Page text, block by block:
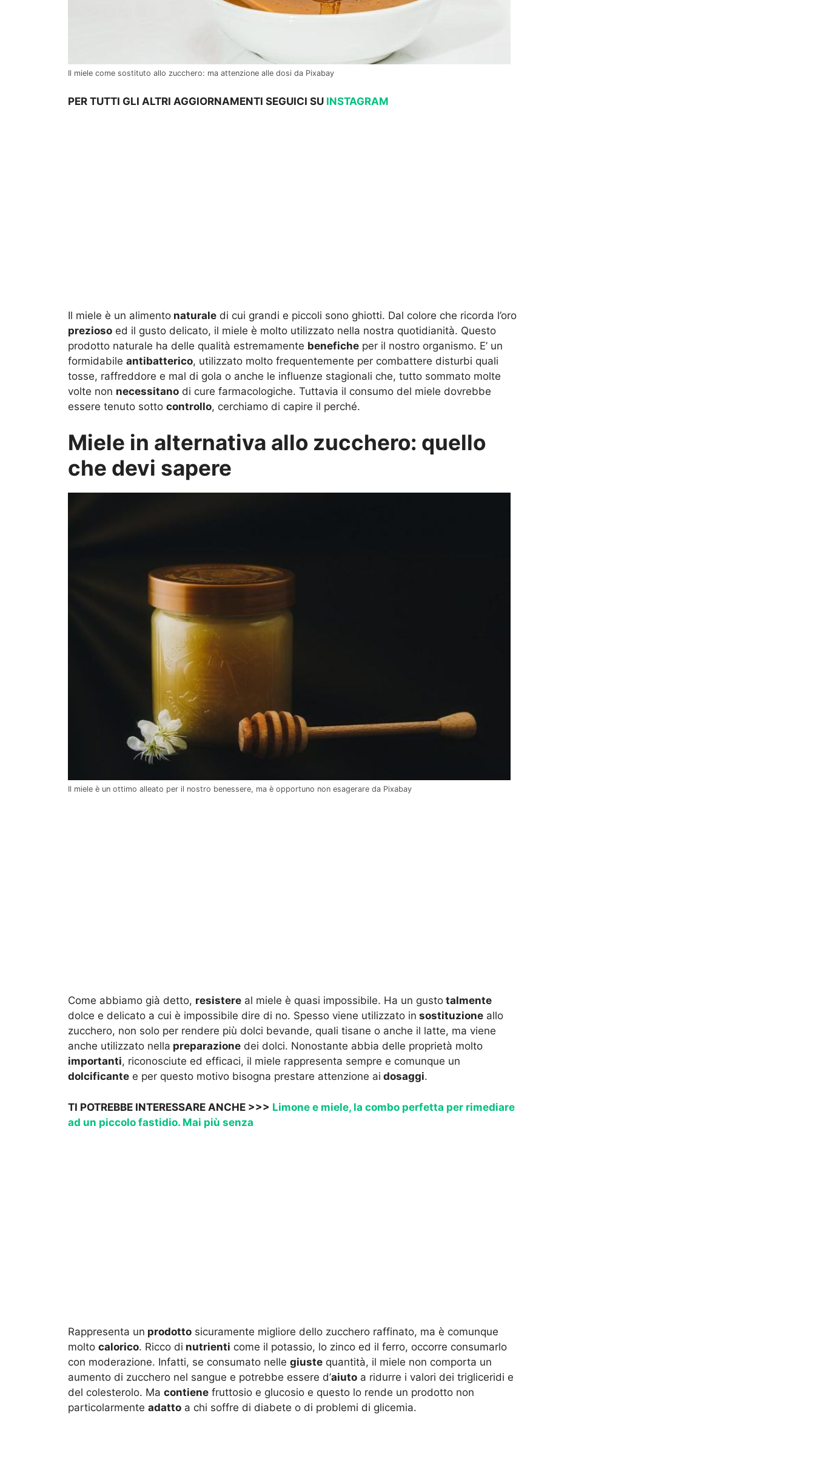
Il miele come sostituto allo zucchero: ma attenzione alle dosi da Pixabay
PER TUTTI GLI ALTRI AGGIORNAMENTI SEGUICI SU INSTAGRAM
Il miele è un alimento naturale di cui grandi e piccoli sono ghiotti. Dal colore che ricorda l’oro
prezioso ed il gusto delicato, il miele è molto utilizzato nella nostra quotidianità. Questo
prodotto naturale ha delle qualità estremamente benefiche per il nostro organismo. E’ un
formidabile antibatterico, utilizzato molto frequentemente per combattere disturbi quali
tosse, raffreddore e mal di gola o anche le influenze stagionali che, tutto sommato molte
volte non necessitano di cure farmacologiche. Tuttavia il consumo del miele dovrebbe
essere tenuto sotto controllo, cerchiamo di capire il perché.
Miele in alternativa allo zucchero: quello
che devi sapere
Il miele è un ottimo alleato per il nostro benessere, ma è opportuno non esagerare da Pixabay
Come abbiamo già detto, resistere al miele è quasi impossibile. Ha un gusto talmente
dolce e delicato a cui è impossibile dire di no. Spesso viene utilizzato in sostituzione allo
zucchero, non solo per rendere più dolci bevande, quali tisane o anche il latte, ma viene
anche utilizzato nella preparazione dei dolci. Nonostante abbia delle proprietà molto
importanti, riconosciute ed efficaci, il miele rappresenta sempre e comunque un
dolcificante e per questo motivo bisogna prestare attenzione ai dosaggi.
TI POTREBBE INTERESSARE ANCHE >>> Limone e miele, la combo perfetta per rimediare
ad un piccolo fastidio. Mai più senza
Rappresenta un prodotto sicuramente migliore dello zucchero raffinato, ma è comunque
molto calorico. Ricco di nutrienti come il potassio, lo zinco ed il ferro, occorre consumarlo
con moderazione. Infatti, se consumato nelle giuste quantità, il miele non comporta un
aumento di zucchero nel sangue e potrebbe essere d’aiuto a ridurre i valori dei trigliceridi e
del colesterolo. Ma contiene fruttosio e glucosio e questo lo rende un prodotto non
particolarmente adatto a chi soffre di diabete o di problemi di glicemia.